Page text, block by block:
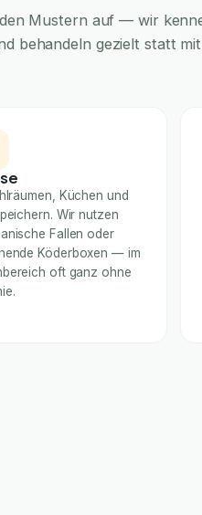
Mustern auf — wir
behandeln gezielt statt
Küchen und
Wir nutzen
Fallen oder
Köderboxen — im
oft ganz ohne